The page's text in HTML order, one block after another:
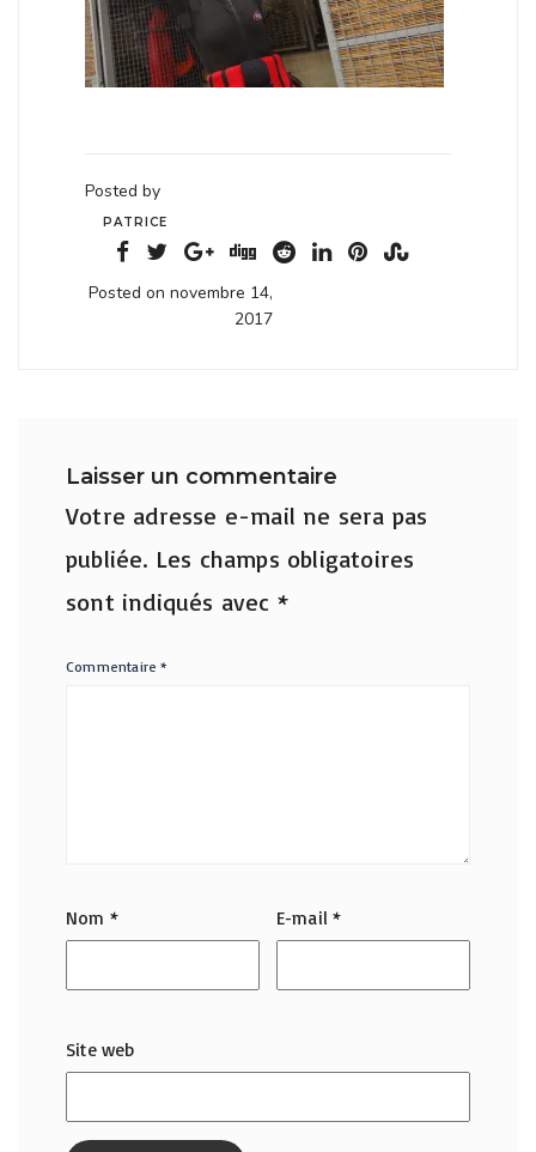
Posted by
PATRICE
Posted on novembre 14,
2017
Laisser un commentaire
Votre adresse e-mail ne sera pas
publiée. Les champs obligatoires
sont indiqués avec *
Commentaire*
Nom * E-mail*
Site web